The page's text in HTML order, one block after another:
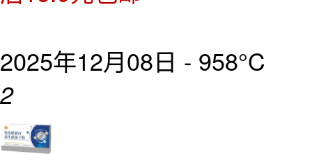
2025年12月08日 - 958°C
2